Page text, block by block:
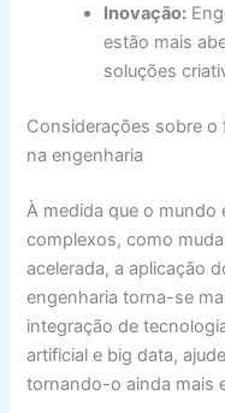
Inovação:
estão mais
soluções
Considerações sobre
na engenharia
À medida que o mundo
complexos, como
acelerada, a aplicação
engenharia torna-se
integração de
artificial e big data,
tornando-o ainda mais